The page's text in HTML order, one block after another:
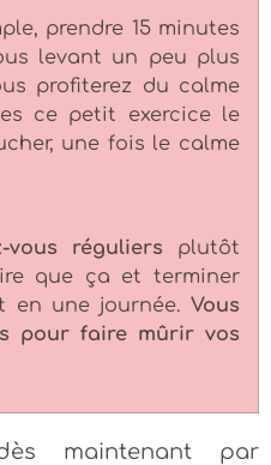
prendre 15 minutes
levant un peu plus
profiterez du calme
ce petit exercice le
une fois le calme
vous réguliers plutôt
que ça et terminer
en une journée. Vous
pour faire mûrir vos
maintenant par